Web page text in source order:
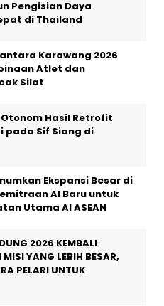
Pengisian Daya
di Thailand
Karawang 2026
Atlet dan
Silat
Otonom Hasil Retrofit
pada Sif Siang di
Ekspansi Besar di
AI Baru untuk
Utama AI ASEAN
2026 KEMBALI
YANG LEBIH BESAR,
PELARI UNTUK